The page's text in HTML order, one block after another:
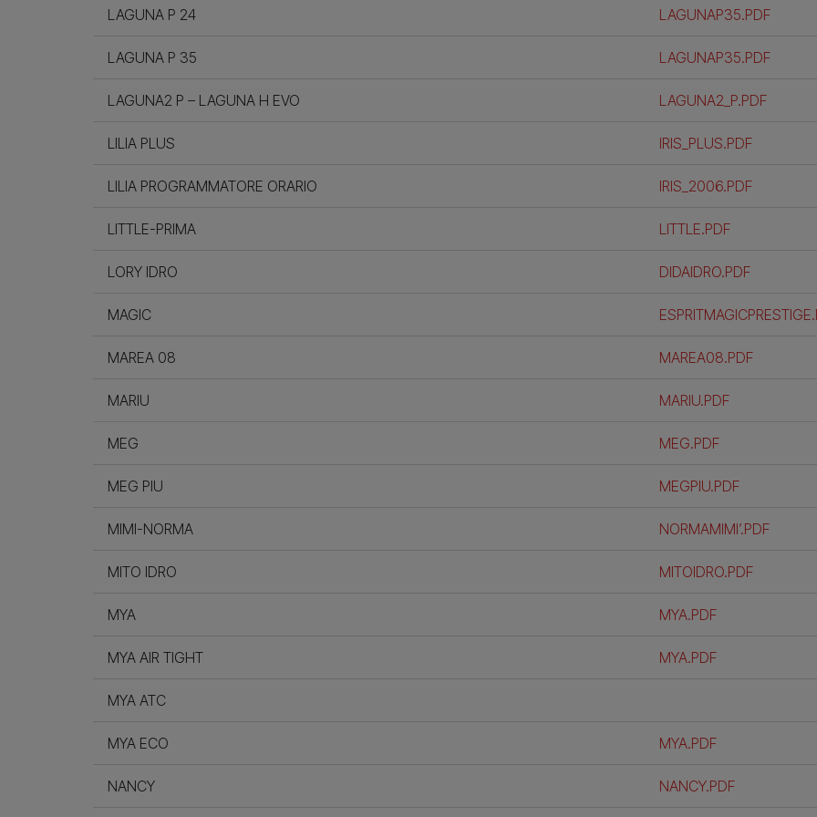
LAGUNA P 24 LAGUNAP35.PDF
LAGUNA P 35 LAGUNAP35.PDF
LAGUNA2 P – LAGUNA H EVO LAGUNA2_P.PDF
LILIA PLUS IRIS_PLUS.PDF
LILIA PROGRAMMATORE ORARIO IRIS_2006.PDF
LITTLE-PRIMA LITTLE.PDF
LORY IDRO DIDAIDRO.PDF
MAGIC
MAREA 08 MAREA08.PDF
MARIU MARIU.PDF
MEG MEG.PDF
MEG PIU MEGPIU.PDF
MIMI-NORMA NORMAMIMI’.PDF
MITO IDRO MITOIDRO.PDF
MYA MYA.PDF
MYA AIR TIGHT MYA.PDF
MYA ATC
MYA ECO MYA.PDF
NANCY NANCY.PDF